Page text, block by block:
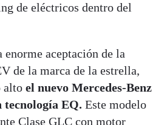
de eléctricos dentro del
enorme aceptación de la
de la marca de la estrella,
alto el nuevo Mercedes-Benz
EQ. Este modelo
Clase GLC con motor